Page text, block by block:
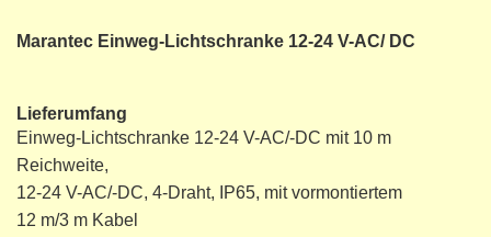
Marantec Einweg-Lichtschranke 12-24 V-AC/ DC
Lieferumfang
Einweg-Lichtschranke 12-24 V-AC/-DC mit 10 m
Reichweite,
12-24 V-AC/-DC, 4-Draht, IP65, mit vormontiertem
12 m/3 m Kabel